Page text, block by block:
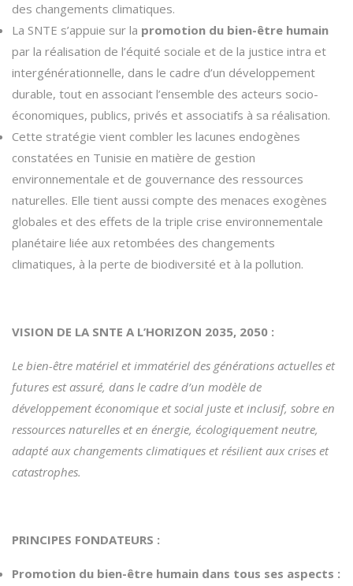
des changements climatiques.
La SNTE s’appuie sur la promotion du bien-être humain
par la réalisation de l’équité sociale et de la justice intra et
intergénérationnelle, dans le cadre d’un développement
durable, tout en associant l’ensemble des acteurs socio-
économiques, publics, privés et associatifs à sa réalisation.
Cette stratégie vient combler les lacunes endogènes
constatées en Tunisie en matière de gestion
environnementale et de gouvernance des ressources
naturelles. Elle tient aussi compte des menaces exogènes
globales et des effets de la triple crise environnementale
planétaire liée aux retombées des changements
climatiques, à la perte de biodiversité et à la pollution.
VISION DE LA SNTE A L’HORIZON 2035, 2050 :
Le bien-être matériel et immatériel des générations actuelles et
futures est assuré, dans le cadre d’un modèle de
développement économique et social juste et inclusif, sobre en
ressources naturelles et en énergie, écologiquement neutre,
adapté aux changements climatiques et résilient aux crises et
catastrophes.
PRINCIPES FONDATEURS :
Promotion du bien-être humain dans tous ses aspects :